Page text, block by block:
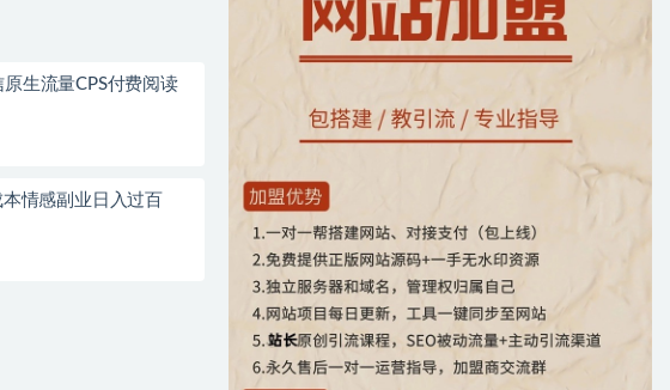
生流量CPS付费阅读
情感副业日入过百